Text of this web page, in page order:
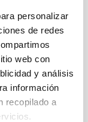
personalizar
de redes
web con
y análisis
información
recopilado a
de